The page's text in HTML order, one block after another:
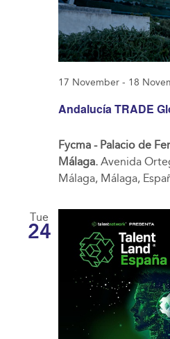
Andalucía TRADE
17 November- 18
Fycma - Palacio de
Málaga. Avenida
Málaga, Málaga,
Tue
24